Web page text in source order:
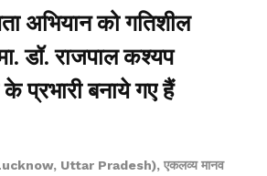
अभियान को गतिशील
डॉ. राजपाल कश्यप
प्रभारी बनाये गए हैं
Uttar Pradesh), एकलव्य मानव